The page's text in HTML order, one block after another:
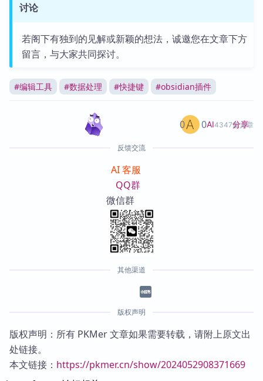
讨论
若阁下有独到的见解或新颖的想法，诚邀您在文章下方
留言，与大家共同探讨。
#编辑工具 #数据处理 #快捷键 #obsidian插件
AI4347篇文章
0 0 分享
反馈交流
AI 客服
QQ群
微信群
其他渠道
版权声明
版权声明：所有 PKMer 文章如果需要转载，请附上原文出
处链接。
本文链接： https://pkmer.cn/show/2024052908371669